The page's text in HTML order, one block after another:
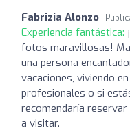
Fabrizia Alonzo
Experiencia fantástica:
fotos maravillosas!
una persona
vacaciones, viviendo
profesionales o si
recomendaría
a visitar.